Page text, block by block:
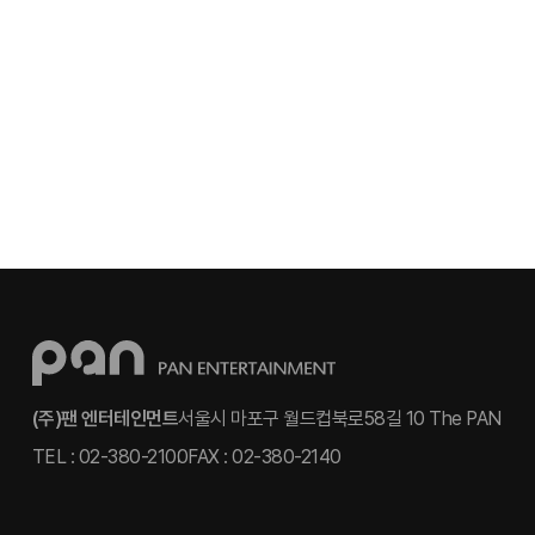
(주)팬 엔터테인먼트서울시 마포구 월드컵북로58길 10 The PAN
TEL : 02-380-2100FAX : 02-380-2140